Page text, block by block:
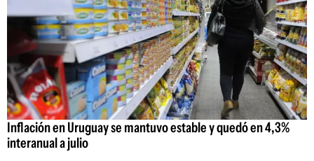
Inflación en Uruguay se mantuvo estable y quedó en 4,3%
interanual a julio